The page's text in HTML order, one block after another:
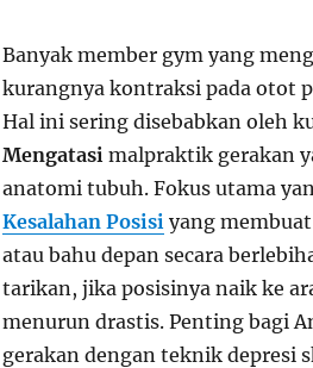
Banyak member gym yang
kurangnya kontraksi pada otot
Hal ini sering disebabkan oleh
Mengatasimalpraktik gerakan
anatomi tubuh. Fokus utama
Kesalahan Posisiyang
atau bahu depan secara
tarikan, jika posisinya naik ke
menurun drastis. Penting bagi
gerakan dengan teknik depresi